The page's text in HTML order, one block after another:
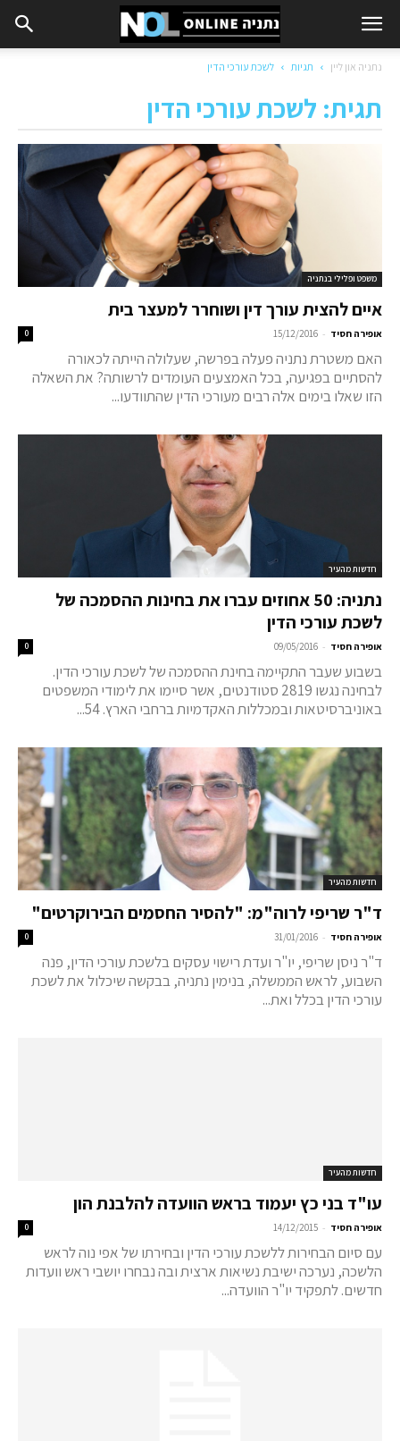
נתניה און ליין תגיות לשכת עורכי הדין
תגית: לשכת עורכי הדין
משפט ופלילי בנתניה
איים להצית עורך דין ושוחרר למעצר בית
אופירה חסיד -
15/12/2016
0
האם משטרת נתניה פעלה בפרשה, שעלולה הייתה לכאורה
להסתיים בפגיעה, בכל האמצעים העומדים לרשותה? את השאלה
הזו שאלו בימים אלה רבים מעורכי הדין שהתוודעו...
חדשות מהעיר
נתניה: 50 אחוזים עברו את בחינות ההסמכה של
לשכת עורכי הדין
אופירה חסיד -
09/05/2016
0
בשבוע שעבר התקיימה בחינת ההסמכה של לשכת עורכי הדין.
לבחינה נגשו 2819 סטודנטים, אשר סיימו את לימודי המשפטים
באוניברסיטאות ובמכללות האקדמיות ברחבי הארץ. 54...
חדשות מהעיר
ד"ר שריפי לרוה"מ: "להסיר החסמים הבירוקרטים"
אופירה חסיד -
31/01/2016
0
ד"ר ניסן שריפי, יו"ר ועדת רישוי עסקים בלשכת עורכי הדין, פנה
השבוע, לראש הממשלה, בנימין נתניה, בבקשה שיכלול את לשכת
עורכי הדין בכלל ואת...
חדשות מהעיר
עו"ד בני כץ יעמוד בראש הוועדה להלבנת הון
אופירה חסיד -
14/12/2015
0
עם סיום הבחירות ללשכת עורכי הדין ובחירתו של אפי נוה לראש
הלשכה, נערכה ישיבת נשיאות ארצית ובה נבחרו יושבי ראש וועדות
חדשים. לתפקיד יו"ר הוועדה...